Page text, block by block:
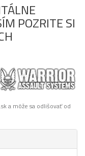
POZRITE SI
a môže sa odlišovať od